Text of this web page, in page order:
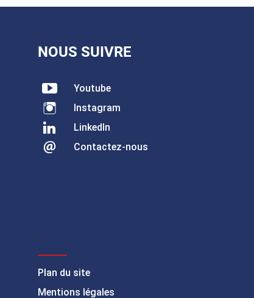
NOUS SUIVRE
Youtube
Instagram
LinkedIn
Contactez-nous
Plan du site
Mentions légales